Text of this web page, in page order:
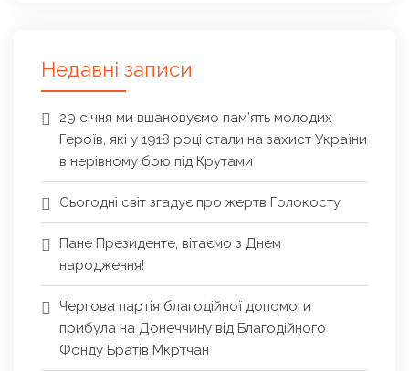
Недавні записи
29 січня ми вшановуємо пам’ять молодих
Героїв, які у 1918 році стали на захист України
в нерівному бою під Крутами
Сьогодні світ згадує про жертв Голокосту
Пане Президенте, вітаємо з Днем
народження!
Чергова партія благодійної допомоги
прибула на Донеччину від Благодійного
Фонду Братів Мкртчан